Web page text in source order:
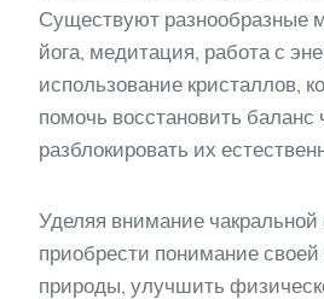
Существуют разнообразные
йога, медитация, работа с
использование кристаллов,
помочь восстановить баланс
разблокировать их
Уделяя внимание
приобрести понимание своей
природы, улучшить